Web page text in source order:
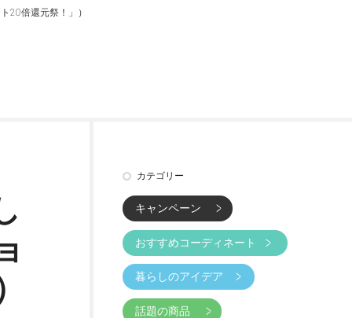
20倍還元祭！」）
カテゴリー
キャンペーン
おすすめコーディネート
暮らしのアイデア
話題の商品